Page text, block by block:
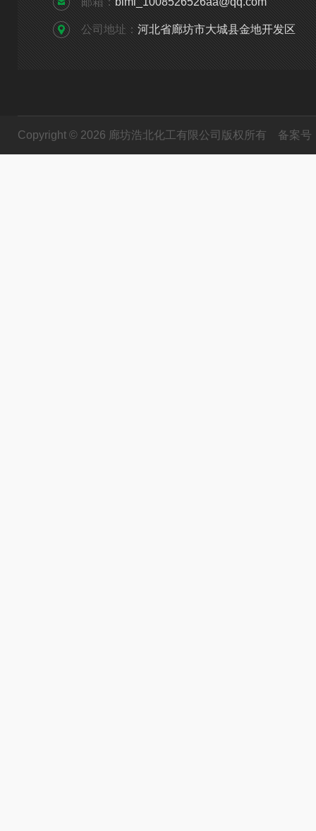
公司地址： 河北省廊坊市大城县金地开发区
Copyright © 2026 廊坊浩北化工有限公司版权所有 备案号